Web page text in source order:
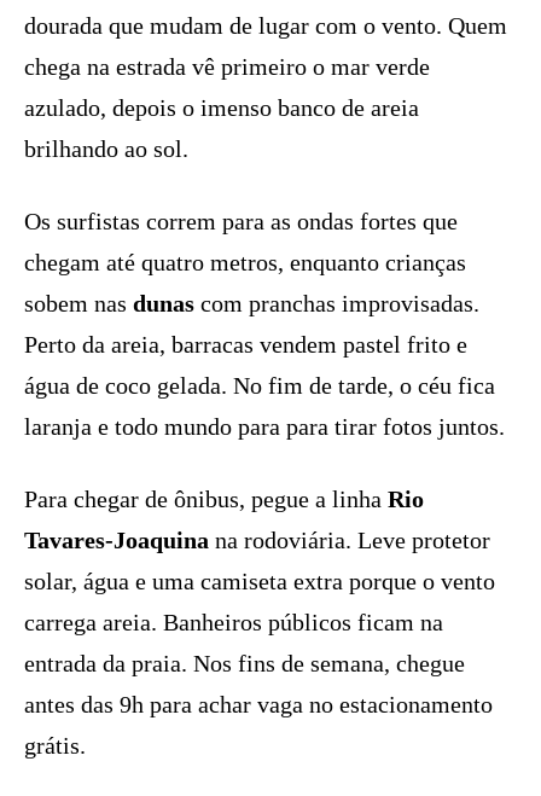
dourada que mudam de lugar com o vento. Quem
chega na estrada vê primeiro o mar verde
azulado, depois o imenso banco de areia
brilhando ao sol.
Os surfistas correm para as ondas fortes que
chegam até quatro metros, enquanto crianças
sobem nas dunas com pranchas improvisadas.
Perto da areia, barracas vendem pastel frito e
água de coco gelada. No fim de tarde, o céu fica
laranja e todo mundo para para tirar fotos juntos.
Para chegar de ônibus, pegue a linha Rio
Tavares-Joaquina na rodoviária. Leve protetor
solar, água e uma camiseta extra porque o vento
carrega areia. Banheiros públicos ficam na
entrada da praia. Nos fins de semana, chegue
antes das 9h para achar vaga no estacionamento
grátis.